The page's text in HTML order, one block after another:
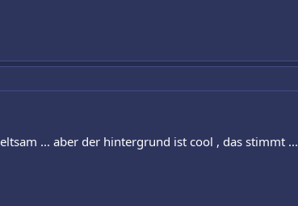
... aber der hintergrund ist cool , das stimmt ...